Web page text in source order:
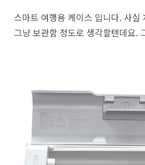
스마트 여행용 케이스 입니다. 사실
그냥 보관함 정도로 생각할텐데요.